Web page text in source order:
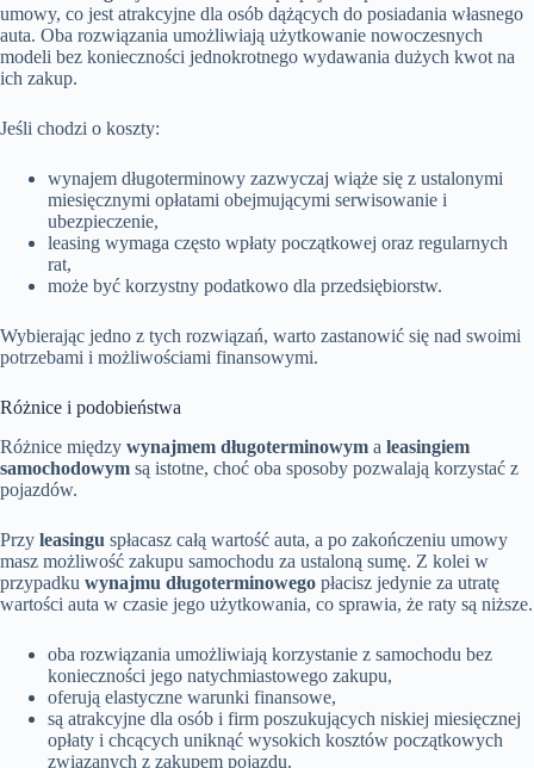
umowy, co jest atrakcyjne dla osób dążących do posiadania własnego
auta. Oba rozwiązania umożliwiają użytkowanie nowoczesnych
modeli bez konieczności jednokrotnego wydawania dużych kwot na
ich zakup.
Jeśli chodzi o koszty:
wynajem długoterminowy zazwyczaj wiąże się z ustalonymi
miesięcznymi opłatami obejmującymi serwisowanie i
ubezpieczenie,
leasing wymaga często wpłaty początkowej oraz regularnych
rat,
może być korzystny podatkowo dla przedsiębiorstw.
Wybierając jedno z tych rozwiązań, warto zastanowić się nad swoimi
potrzebami i możliwościami finansowymi.
Różnice i podobieństwa
Różnice między wynajmem długoterminowym a leasingiem
samochodowym są istotne, choć oba sposoby pozwalają korzystać z
pojazdów.
Przy leasingu spłacasz całą wartość auta, a po zakończeniu umowy
masz możliwość zakupu samochodu za ustaloną sumę. Z kolei w
przypadku wynajmu długoterminowego płacisz jedynie za utratę
wartości auta w czasie jego użytkowania, co sprawia, że raty są niższe.
oba rozwiązania umożliwiają korzystanie z samochodu bez
konieczności jego natychmiastowego zakupu,
oferują elastyczne warunki finansowe,
są atrakcyjne dla osób i firm poszukujących niskiej miesięcznej
opłaty i chcących uniknąć wysokich kosztów początkowych
związanych z zakupem pojazdu.